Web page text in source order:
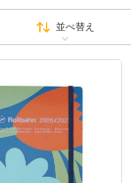
並べ替え